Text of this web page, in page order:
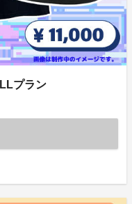
プラン